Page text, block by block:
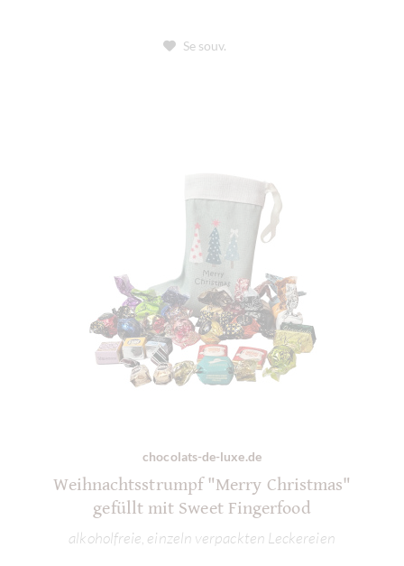
Se souv.
chocolats-de-luxe.de
Weihnachtsstrumpf "Merry Christmas"
gefüllt mit Sweet Fingerfood
alkoholfreie, einzeln verpackten Leckereien